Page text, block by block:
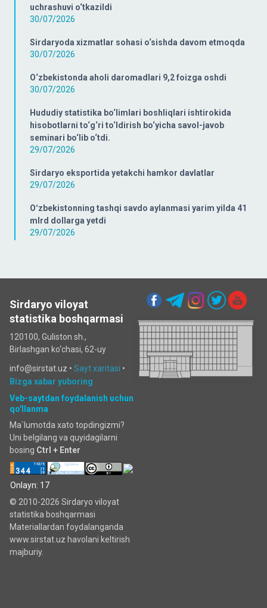
uchrashuvi o‘tkazildi
30/07/2026
Sirdaryoda xizmatlar sohasi o‘sishda davom etmoqda
30/07/2026
O‘zbekistonda aholi daromadlari 9,2 foizga oshdi
30/07/2026
Hududiy statistika bo‘limlari boshliqlari ishtirokida
hisobotlarni to‘g‘ri to‘ldirish bo‘yicha savol-javob
seminari bo‘lib o‘tdi.
29/07/2026
Sirdaryo eksportida yetakchi hamkor davlatlar
29/07/2026
Oʻzbekistonning tashqi savdo aylanmasi yarim yilda 41
mlrd dollarga yetdi
29/07/2026
Sirdaryo viloyat
statistika boshqarmasi
120100, Guliston sh.,
Birlashgan ko‘chаsi, 62-uy
info@sirstat.uz • Sayt xaritasi •
Bizga xabar yuboring
Veb-saytdan foydalanish uchun
qo'llanma
Ma`lumotda xato topdingizmi?
Uni belgilang va quyidagilarni
bosing Ctrl + Enter
Onlayn: 17
© 2010-2026 Sirdaryo viloyat
statistika boshqarmasi
Materiallardan foydalanganda
www.sirstat.uz havolani keltirish
majburiy.